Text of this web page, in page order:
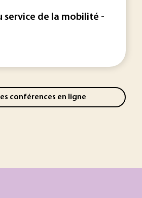
service de la mobilité -
conférences en ligne